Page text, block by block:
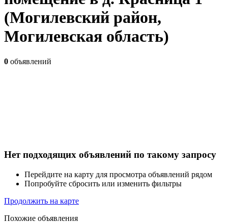
(Могилевский район,
Могилевская область)
0 объявлений
Нет подходящих объявлений по такому запросу
Перейдите на карту для просмотра объявлений рядом
Попробуйте сбросить или изменить фильтры
Продолжить на карте
Похожие объявления